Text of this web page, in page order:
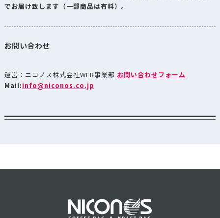
でお届け致します（一部商品は有料）。
お問い合わせ
運営：ニコノス株式会社WEB事業部 お問い合わせフォーム
Mail:info@niconos.co.jp